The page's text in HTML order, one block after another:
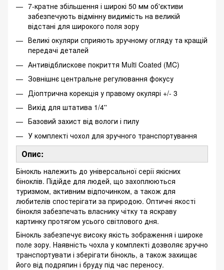
7-кратне збільшення і широкі 50 мм об'єктиви
забезпечують відмінну видимість на великій
відстані для широкого поля зору
Великі окуляри сприяють зручному огляду та кращій
передачі деталей
Антивідблискове покриття Multi Coated (MC)
Зовнішнє центральне регулювання фокусу
Діоптрична корекція у правому окулярі +/- 3
Вихід для штатива 1/4''
Базовий захист від вологи і пилу
У комплекті чохол для зручного транспортування
Опис:
Бінокль належить до універсальної серії якісних
біноклів. Підійде для людей, що захоплюються
туризмом, активним відпочинком, а також для
любителів спостерігати за природою. Оптичні якості
бінокля забезпечать власнику чітку та яскраву
картинку протягом усього світлового дня.
Бінокль забезпечує високу якість зображення і широке
поле зору. Наявність чохла у комплекті дозволяє зручно
транспортувати і зберігати бінокль, а також захищає
його від подряпин і бруду під час переносу.